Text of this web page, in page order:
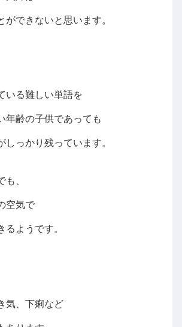
ができないと思います。
いる難しい単語を
年齢の子供であっても
しっかり残っています。
も、
空気で
るようです。
気、下痢など